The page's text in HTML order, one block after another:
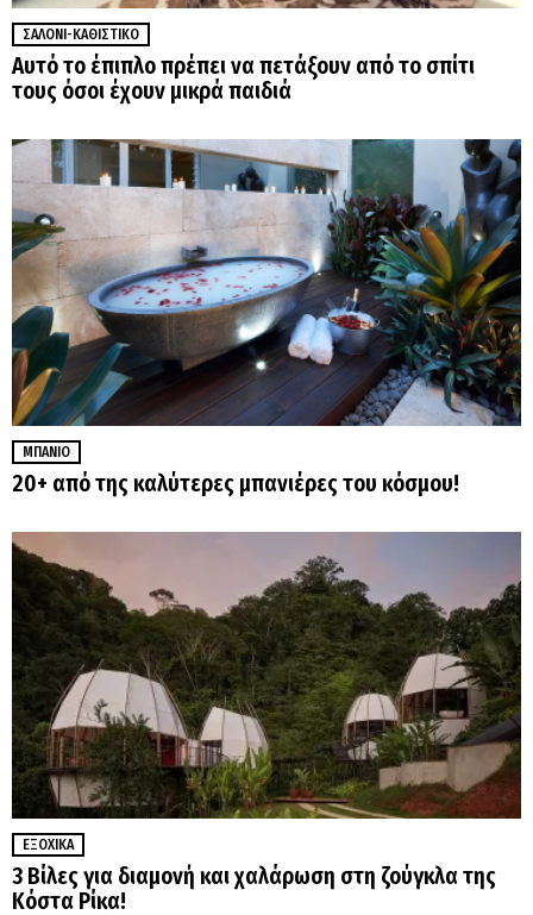
ΣΑΛΌΝΙ-ΚΑΘΙΣΤΙΚΌ
Αυτό το έπιπλο πρέπει να πετάξουν από το σπίτι
τους όσοι έχουν μικρά παιδιά
ΜΠΆΝΙΟ
20+ από της καλύτερες μπανιέρες του κόσμου!
ΕΞΟΧΙΚΆ
3 Βίλες για διαμονή και χαλάρωση στη ζούγκλα της
Κόστα Ρίκα!